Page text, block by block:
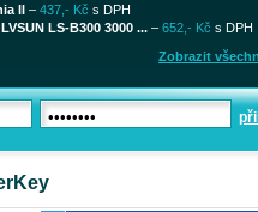
II – 437,- Kč s DPH
LS-B300 3000 ... – 652,- Kč s DPH
Zobrazit